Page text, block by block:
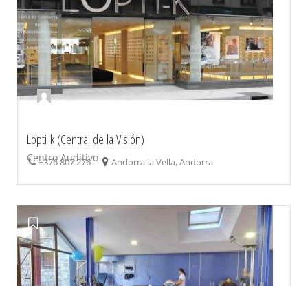
Lopti-k (Central de la Visión)
Centro Auditivo
+376 807 276 Andorra la Vella, Andorra